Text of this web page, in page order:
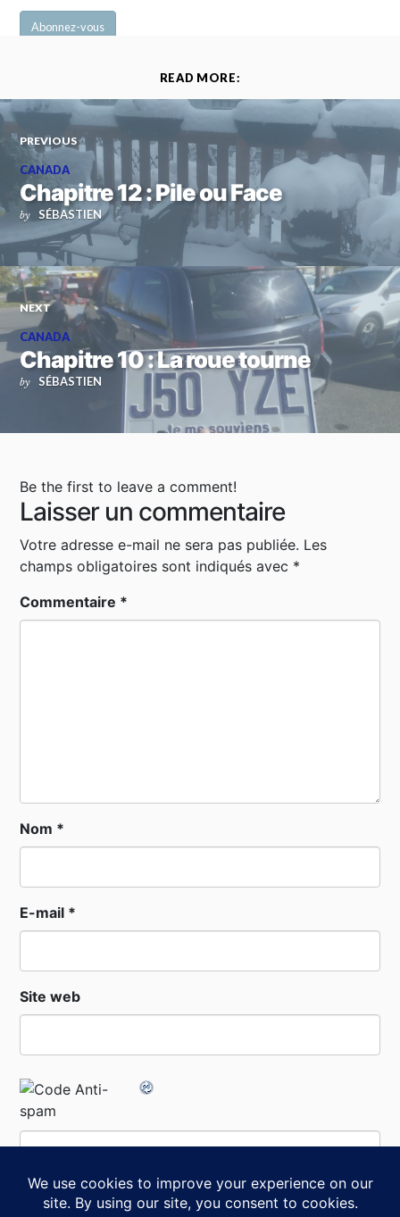
READ MORE:
PREVIOUS
CANADA
Chapitre 12 : Pile ou Face
by SÉBASTIEN
NEXT
CANADA
Chapitre 10 : La roue tourne
by SÉBASTIEN
Be the first to leave a comment!
Laisser un commentaire
Votre adresse e-mail ne sera pas publiée. Les
champs obligatoires sont indiqués avec *
Commentaire *
Nom *
E-mail *
Site web
Code Anti-spam *